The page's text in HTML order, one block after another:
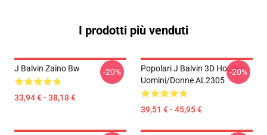
I prodotti più venduti
J Balvin Zaino Bw
33,94 € - 38,18 €
-20%
Popolari J Balvin 3D Hoodies
Uomini/donne AL2305
39,51 € - 45,95 €
-20%